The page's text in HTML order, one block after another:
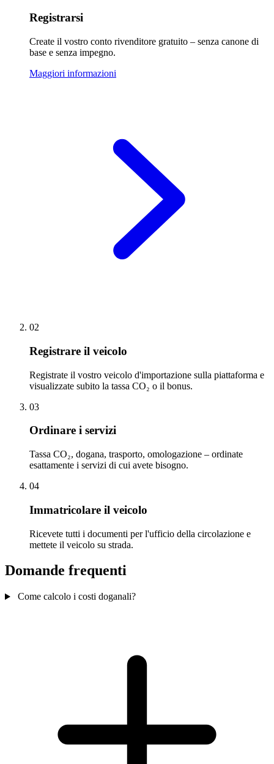
Registrarsi
Create il vostro conto rivenditore gratuito – senza canone di
base e senza impegno.
Maggiori informazioni
02
Registrare il veicolo
Registrate il vostro veicolo d'importazione sulla piattaforma e
visualizzate subito la tassa CO₂ o il bonus.
03
Ordinare i servizi
Tassa CO₂, dogana, trasporto, omologazione – ordinate
esattamente i servizi di cui avete bisogno.
04
Immatricolare il veicolo
Ricevete tutti i documenti per l'ufficio della circolazione e
mettete il veicolo su strada.
Domande frequenti
Come calcolo i costi doganali?